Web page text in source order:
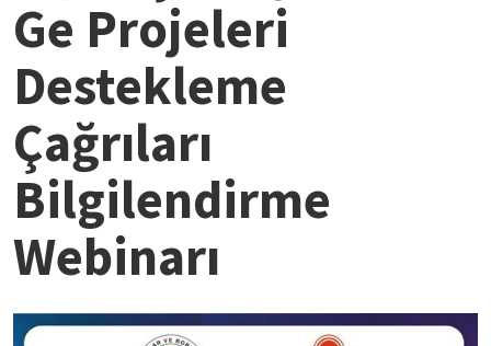
Ge Projeleri
Destekleme
Çağrıları
Bilgilendirme
Webinarı